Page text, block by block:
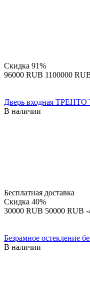
Скидка 91%
‍96000‍ RUB ‍1100000‍
Дверь входная ТРЕНТО
В наличии
Бесплатная доставка
Скидка 40%
‍30000‍ RUB ‍50000‍ RUB -
Безрамное остекление
В наличии